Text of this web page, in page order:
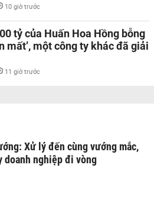
10 giờ trước
tỷ của Huấn Hoa Hồng bỗng
mất’, một công ty khác đã giải
11 giờ trước
Xử lý đến cùng vướng mắc,
doanh nghiệp đi vòng